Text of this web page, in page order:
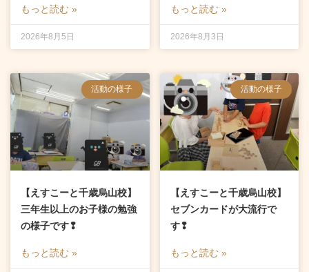
もっと読む »
2026年8月5日
もっと読む »
2026年8月3日
活動の様子
【えすこーと千歳烏山校】
三年生以上のお子様の勉強
の様子です❢
もっと読む »
活動の様子
【えすこーと千歳烏山校】
セブンカードが大流行で
す❢
もっと読む »